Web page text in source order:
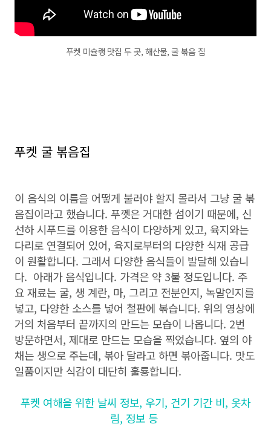
푸켓 미슐랭 맛집 두 곳, 해산물, 굴 볶음 집
푸켓 굴 볶음집
이 음식의 이름을 어떻게 불러야 할지 몰라서 그냥 굴 볶
음집이라고 했습니다. 푸껫은 거대한 섬이기 때문에, 신
선하 시푸드를 이용한 음식이 다양하게 있고, 육지와는
다리로 연결되어 있어, 육지로부터의 다양한 식재 공급
이 원활합니다. 그래서 다양한 음식들이 발달해 있습니
다. 아래가 음식입니다. 가격은 약 3불 정도입니다. 주
요 재료는 굴, 생 계란, 마, 그리고 전분인지, 녹말인지를
넣고, 다양한 소스를 넣어 철판에 볶습니다. 위의 영상에
거의 처음부터 끝까지의 만드는 모습이 나옵니다. 2번
방문하면서, 제대로 만드는 모습을 찍었습니다. 옆의 야
채는 생으로 주는데, 볶아 달라고 하면 볶아줍니다. 맛도
일품이지만 식감이 대단히 훌룡합니다.
푸켓 여해을 위한 날씨 정보, 우기, 건기 기간 비, 옷차
림, 정보 등